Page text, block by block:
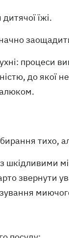
їжі.
процеси
до якої
тихо,
звернути